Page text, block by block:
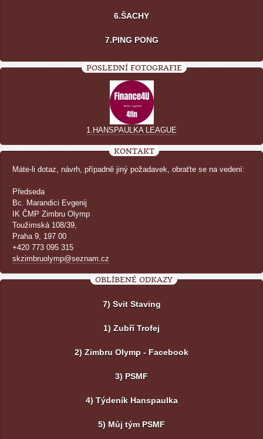
6.ŠACHY
7.PING PONG
POSLEDNÍ FOTOGRAFIE
1.HANSPAULKA LEAGUE
KONTAKT
Máte-li dotaz, návrh, případně jiný požadavek, obraťte se na vedení:
Předseda
Bc. Marandici Evgenij
IK ČMP Zimbru Olymp
Toužimská 108/39,
Praha 9, 197 00
+420 773 095 315
skzimbruolymp@seznam.cz
OBLÍBENÉ ODKAZY
7) Svit Staving
1) Zubří Trofej
2) Zimbru Olymp - Facebook
3) PSMF
4) Týdeník Hanspaulka
5) Můj tým PSMF